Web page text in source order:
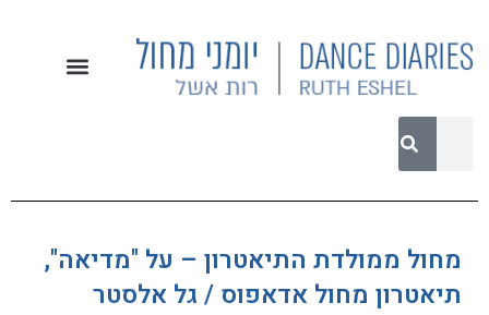
מחול ממולדת התיאטרון – על "מדיאה",
תיאטרון מחול אדאפוס / גל אלסטר